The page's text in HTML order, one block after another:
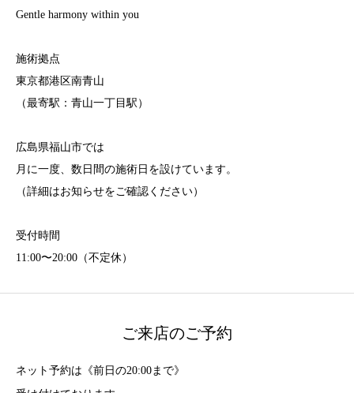
Gentle harmony within you
施術拠点
東京都港区南青山
（最寄駅：青山一丁目駅）
広島県福山市では
月に一度、数日間の施術日を設けています。
（詳細はお知らせをご確認ください）
受付時間
11:00〜20:00（不定休）
ご来店のご予約
ネット予約は《前日の20:00まで》